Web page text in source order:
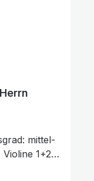
mittel-
1+2,